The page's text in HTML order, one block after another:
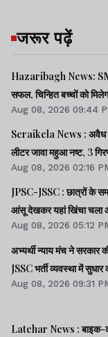
जरूर पढ़ें
Hazaribagh News:
सफल, चिन्हित बच्चों को
Aug 08, 2026 09:44
Seraikela News : अवैध
लीटर जावा महुआ नष्ट, 3
Aug 08, 2026 02:16
JPSC-JSSC : छात्रों के
आंसू देखकर यहां खिंचा चला
Aug 08, 2026 05:12
अभ्यर्थी न्याय मंच ने सरकार
JSSC भर्ती व्यवस्था में सुधार
Aug 08, 2026 09:31
Latehar News : बाइक-